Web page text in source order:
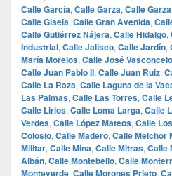
Calle García, Calle Garza, Calle
Calle Gisela, Calle Gran Avenida,
Calle Gutiérrez Nájera, Calle Hidalgo,
Industrial, Calle Jalisco, Calle Jardín,
María Morelos, Calle José
Calle Juan Pablo II, Calle Juan Ruiz,
Calle La Raza, Calle Laguna de la
Las Palmas, Calle Las Torres, Calle
Calle Lirios, Calle Loma Larga, Calle
Verdes, Calle López Mateos, Calle
Colosio, Calle Madero, Calle Melchor
Militar, Calle Mina, Calle Mitras, Calle
Albán, Calle Montebello, Calle
Monteverde, Calle Morones Prieto,